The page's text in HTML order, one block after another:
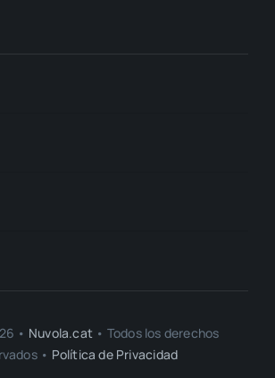
• Nuvola.cat • Todos los derechos
• Política de Privacidad